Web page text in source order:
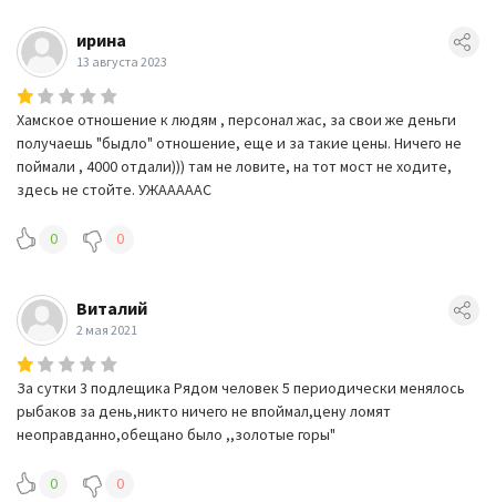
ирина
13 августа 2023
Хамское отношение к людям , персонал жас, за свои же деньги
получаешь "быдло" отношение, еще и за такие цены. Ничего не
поймали , 4000 отдали))) там не ловите, на тот мост не ходите,
здесь не стойте. УЖАААААС
0 0
Виталий
2 мая 2021
За сутки 3 подлещика Рядом человек 5 периодически менялось
рыбаков за день,никто ничего не впоймал,цену ломят
неоправданно,обещано было ,,золотые горы"
0 0